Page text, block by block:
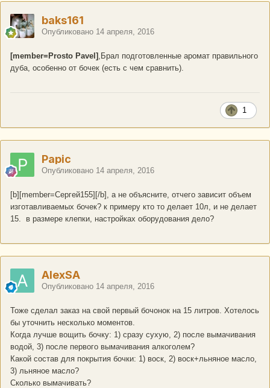
baks161
Опубликовано 14 апреля, 2016
[member=Prosto Pavel] ,Брал подготовленные аромат правильного
дуба, особенно от бочек (есть с чем сравнить).
1
Papic
Опубликовано 14 апреля, 2016
[b][member=Сергей155][/b], а не объясните, отчего зависит объем
изготавливаемых бочек? к примеру кто то делает 10л, и не делает
15. в размере клепки, настройках оборудования дело?
AlexSA
Опубликовано 14 апреля, 2016
Тоже сделал заказ на свой первый бочонок на 15 литров. Хотелось
бы уточнить несколько моментов.
Когда лучше вощить бочку: 1) сразу сухую, 2) после вымачивания
водой, 3) после первого вымачивания алкоголем?
Какой состав для покрытия бочки: 1) воск, 2) воск+льняное масло,
3) льняное масло?
Сколько вымачивать?